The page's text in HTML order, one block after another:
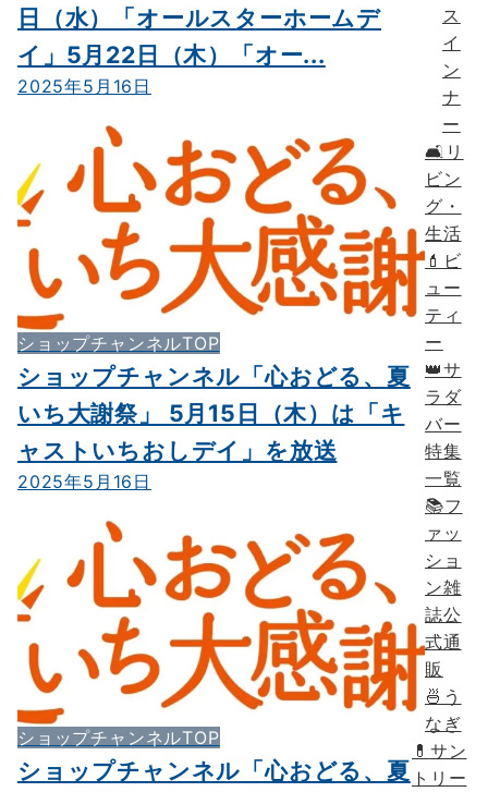
日（水）「オールスターホームデ
イ」5月22日（木）「オー...
2025年5月16日
ショップチャンネルTOP
ショップチャンネル「心おどる、夏
いち大謝祭」 5月15日（木）は「キ
ャストいちおしデイ」を放送
2025年5月16日
ショップチャンネルTOP
ショップチャンネル「心おどる、夏
ス
イ
ン
ナ
ー
🛋リ
ビン
グ・
生活
💄ビ
ュー
ティ
ー
👑サ
ラダ
バー
特集
一覧
📚フ
ァッ
ショ
ン雑
誌公
式通
販
🍜う
なぎ
💊 サン
トリー